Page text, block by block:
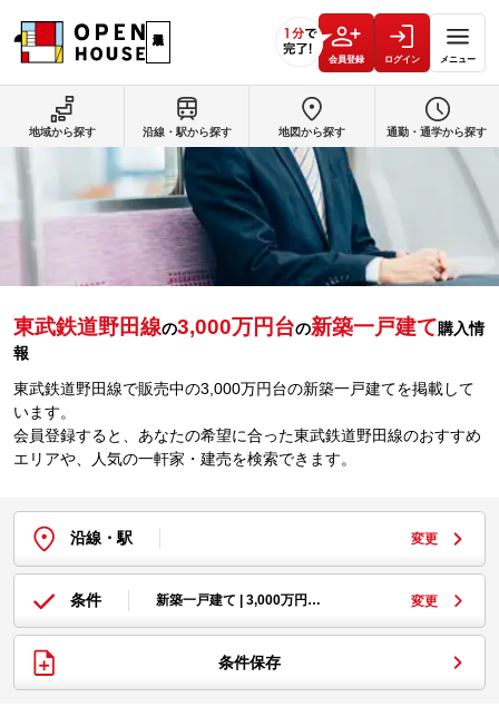
会員登録 ログイン メニュー
東武鉄道野田線の3,000万円台の新築一戸建て購入情
報
東武鉄道野田線で販売中の3,000万円台の新築一戸建てを掲載して
います。
会員登録すると、あなたの希望に合った東武鉄道野田線のおすすめ
エリアや、人気の一軒家・建売を検索できます。
沿線・駅 変更
条件 新築一戸建て | 3,000万円… 変更
条件保存
地域から探す 沿線・駅から探す 地図から探す 通勤・通学から探す